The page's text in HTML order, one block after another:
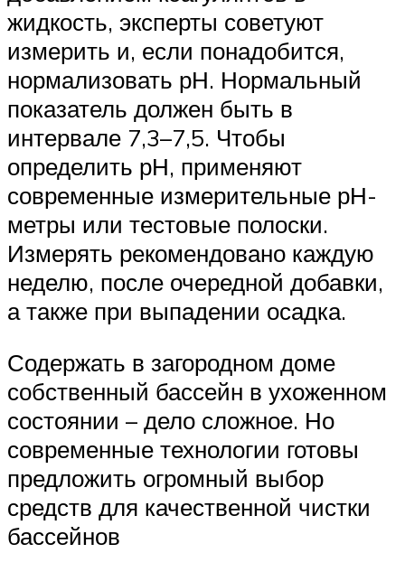
жидкость, эксперты советуют
измерить и, если понадобится,
нормализовать рН. Нормальный
показатель должен быть в
интервале 7,3–7,5. Чтобы
определить рН, применяют
современные измерительные рН-
метры или тестовые полоски.
Измерять рекомендовано каждую
неделю, после очередной добавки,
а также при выпадении осадка.
Содержать в загородном доме
собственный бассейн в ухоженном
состоянии – дело сложное. Но
современные технологии готовы
предложить огромный выбор
средств для качественной чистки
бассейнов